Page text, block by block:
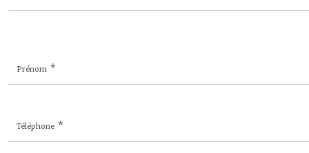
Prénom
Téléphone